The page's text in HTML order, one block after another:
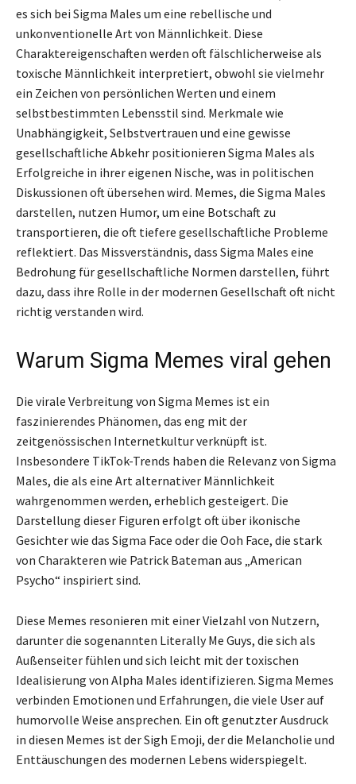
es sich bei Sigma Males um eine rebellische und
unkonventionelle Art von Männlichkeit. Diese
Charaktereigenschaften werden oft fälschlicherweise als
toxische Männlichkeit interpretiert, obwohl sie vielmehr
ein Zeichen von persönlichen Werten und einem
selbstbestimmten Lebensstil sind. Merkmale wie
Unabhängigkeit, Selbstvertrauen und eine gewisse
gesellschaftliche Abkehr positionieren Sigma Males als
Erfolgreiche in ihrer eigenen Nische, was in politischen
Diskussionen oft übersehen wird. Memes, die Sigma Males
darstellen, nutzen Humor, um eine Botschaft zu
transportieren, die oft tiefere gesellschaftliche Probleme
reflektiert. Das Missverständnis, dass Sigma Males eine
Bedrohung für gesellschaftliche Normen darstellen, führt
dazu, dass ihre Rolle in der modernen Gesellschaft oft nicht
richtig verstanden wird.
Warum Sigma Memes viral gehen
Die virale Verbreitung von Sigma Memes ist ein
faszinierendes Phänomen, das eng mit der
zeitgenössischen Internetkultur verknüpft ist.
Insbesondere TikTok-Trends haben die Relevanz von Sigma
Males, die als eine Art alternativer Männlichkeit
wahrgenommen werden, erheblich gesteigert. Die
Darstellung dieser Figuren erfolgt oft über ikonische
Gesichter wie das Sigma Face oder die Ooh Face, die stark
von Charakteren wie Patrick Bateman aus „American
Psycho“ inspiriert sind.
Diese Memes resonieren mit einer Vielzahl von Nutzern,
darunter die sogenannten Literally Me Guys, die sich als
Außenseiter fühlen und sich leicht mit der toxischen
Idealisierung von Alpha Males identifizieren. Sigma Memes
verbinden Emotionen und Erfahrungen, die viele User auf
humorvolle Weise ansprechen. Ein oft genutzter Ausdruck
in diesen Memes ist der Sigh Emoji, der die Melancholie und
Enttäuschungen des modernen Lebens widerspiegelt.